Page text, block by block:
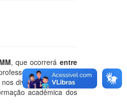
, que ocorrerá entre
para discutir
diversos grupos de
acadêmica dos